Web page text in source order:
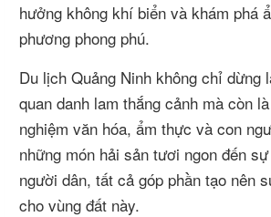
hưởng không khí biển và khám phá
phương phong phú.
Du lịch Quảng Ninh không chỉ dừng
quan danh lam thắng cảnh mà còn
nghiệm văn hóa, ẩm thực và con
những món hải sản tươi ngon đến
người dân, tất cả góp phần tạo nên
cho vùng đất này.